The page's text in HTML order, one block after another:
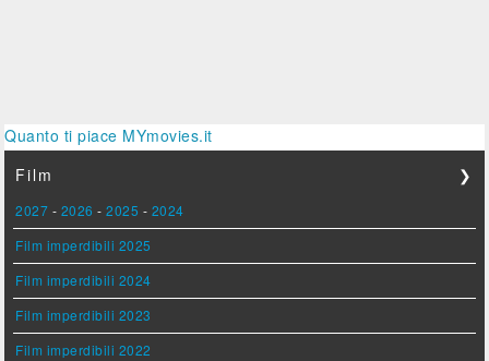
Quanto ti piace MYmovies.it
Film
❯
2027 - 2026 -2025 - 2024
Film imperdibili 2025
Film imperdibili 2024
Film imperdibili 2023
Film imperdibili 2022